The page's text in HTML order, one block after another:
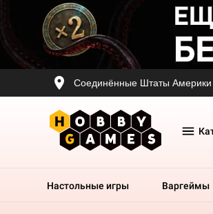
Соединённые Штаты Америки
Настольные игры Варгеймы